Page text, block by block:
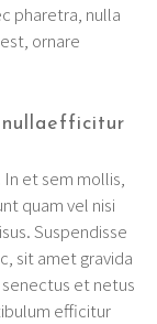
pharetra, nulla
ornare
nullaefficitur
et sem mollis,
quam vel nisi
Suspendisse
sit amet gravida
et netus
efficitur